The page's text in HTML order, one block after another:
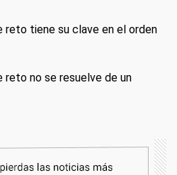
tiene su clave en el orden
no se resuelve de un